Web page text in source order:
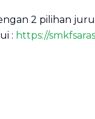
2 pilihan
: https://